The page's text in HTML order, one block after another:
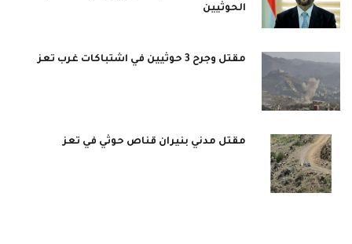
الحوثيين
مقتل وجرح 3 حوثيين في اشتباكات غرب تعز
مقتل مدني بنيران قناص حوثي في تعز